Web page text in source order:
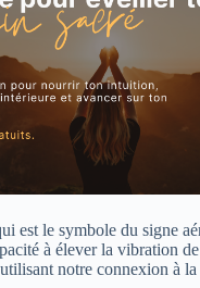
est le symbole du signe
à élever la vibration
notre connexion à